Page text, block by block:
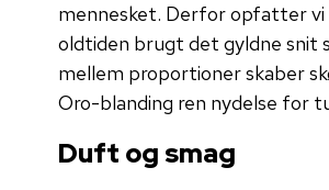
mennesket. Derfor opfatter vi
oldtiden brugt det gyldne snit
mellem proportioner skaber
Oro-blanding ren nydelse for
Duft og smag